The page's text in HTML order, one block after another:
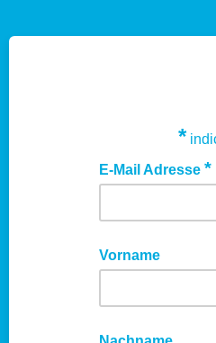
*
E-Mail Adresse *
Vorname